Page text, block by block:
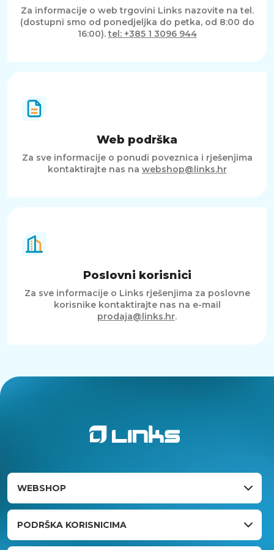
Za informacije o web trgovini Links nazovite na tel.
(dostupni smo od ponedjeljka do petka, od 8:00 do
16:00).tel: +385 1 3096 944
Web podrška
Za sve informacije o ponudi poveznica i rješenjima
kontaktirajte nas na webshop@links.hr
Poslovni korisnici
Za sve informacije o Links rješenjima za poslovne
korisnike kontaktirajte nas na e-mail
prodaja@links.hr.
WEBSHOP
PODRŠKA KORISNICIMA